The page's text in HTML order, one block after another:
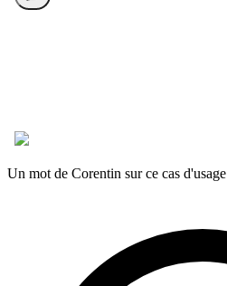
Un mot de Corentin sur ce cas d'usage